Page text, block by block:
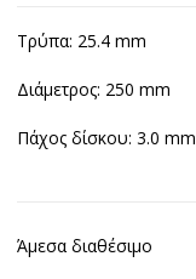
Τρύπα: 25.4 mm
Διάμετρος: 250 mm
Πάχος δίσκου: 3.0 mm
Άμεσα διαθέσιμο